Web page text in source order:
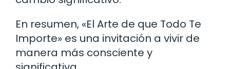
En resumen, «El Arte de que Todo Te
Importe» es una invitación a vivir de
manera más consciente y